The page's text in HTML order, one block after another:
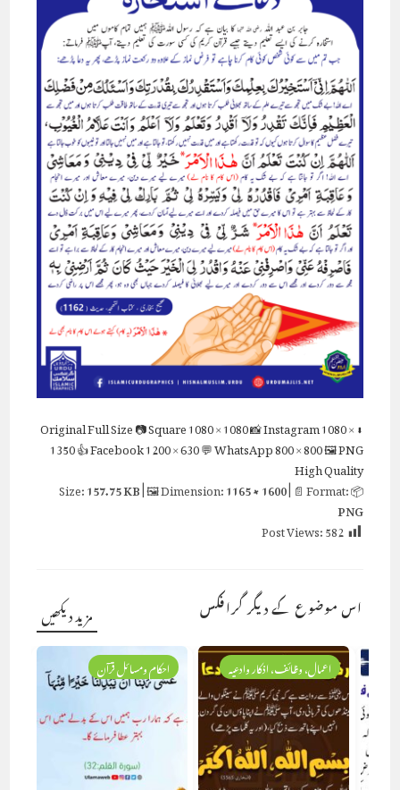
⬇ Original
Full Size📷 Square1080 × 1080📸 Instagram1080 ×
1350👍 Facebook1200 × 630💬 WhatsApp800 × 800🖼 PNG
High Quality
📦 Size:
157.75 KB| 🖼 Dimension:1165 × 1600| 📄 Format:
PNG
Post Views:582
اس موضوع کے دیگر گرافکس مزید دیکھیں
اعمال، وظائف، اذکار وادعیہ احکام ومسائل قرآن